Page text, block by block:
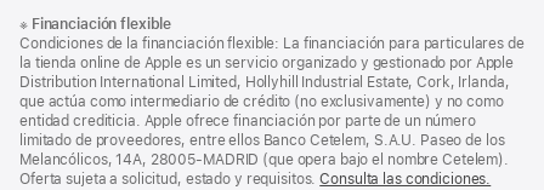
a
pie
de
página
al
pie
※ Financiación flexible
Condiciones de la financiación flexible: La financiación para particulares de
la tienda online de Apple es un servicio organizado y gestionado por Apple
Distribution International Limited, Hollyhill Industrial Estate, Cork, Irlanda,
que actúa como intermediario de crédito (no exclusivamente) y no como
entidad crediticia. Apple ofrece financiación por parte de un número
limitado de proveedores, entre ellos Banco Cetelem, S.A.U. Paseo de los
Melancólicos, 14A, 28005-MADRID (que opera bajo el nombre Cetelem).
Oferta sujeta a solicitud, estado y requisitos.Consulta las condiciones.